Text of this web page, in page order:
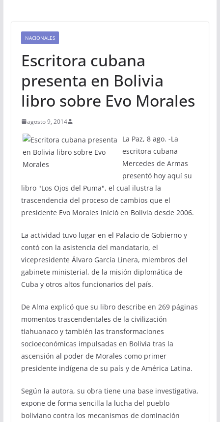
NACIONALES
Escritora cubana
presenta en Bolivia
libro sobre Evo Morales
agosto 9, 2014
La Paz, 8 ago. -La
escritora cubana
Mercedes de Armas
presentó hoy aquí su
libro "Los Ojos del Puma", el cual ilustra la
trascendencia del proceso de cambios que el
presidente Evo Morales inició en Bolivia desde 2006.
La actividad tuvo lugar en el Palacio de Gobierno y
contó con la asistencia del mandatario, el
vicepresidente Álvaro García Linera, miembros del
gabinete ministerial, de la misión diplomática de
Cuba y otros altos funcionarios del país.
De Alma explicó que su libro describe en 269 páginas
momentos trascendentales de la civilización
tiahuanaco y también las transformaciones
socioeconómicas impulsadas en Bolivia tras la
ascensión al poder de Morales como primer
presidente indígena de su país y de América Latina.
Según la autora, su obra tiene una base investigativa,
expone de forma sencilla la lucha del pueblo
boliviano contra los mecanismos de dominación